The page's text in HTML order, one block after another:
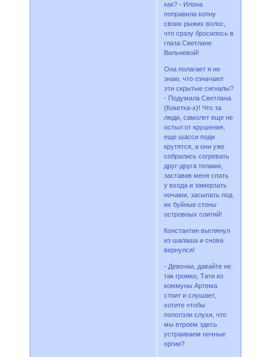
как? - Илона
поправила копну
своих рыжих волос,
что сразу бросилось в
глаза Светлане
Вильневой!
Она полагает я не
знаю, что означают
эти скрытые сигналы?
- Подумала Светлана
(Кокетка-х)! Что за
люди, самолет еще не
остыл от крушения,
еще шасси поди
крутятся, а они уже
собрались согревать
друг-друга телами,
заставив меня спать
у входа и замерзать
ночами, засыпать под
их буйные стоны
островных соитий!
Константин выглянул
из шалаша и снова
вернулся!
- Девочки, давайте не
так громко, Тати из
коммуны Артема
стоит и слушает,
хотите чтобы
поползли слухи, что
мы втроем здесь
устраиваем ночные
оргии?